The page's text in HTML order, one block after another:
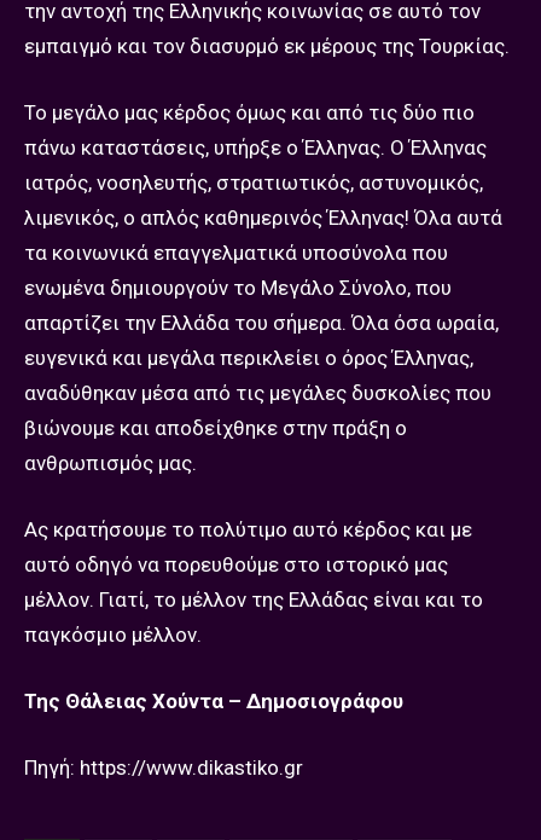
την αντοχή της Ελληνικής κοινωνίας σε αυτό τον
εμπαιγμό και τον διασυρμό εκ μέρους της Τουρκίας.
Το μεγάλο μας κέρδος όμως και από τις δύο πιο
πάνω καταστάσεις, υπήρξε ο Έλληνας. Ο Έλληνας
ιατρός, νοσηλευτής, στρατιωτικός, αστυνομικός,
λιμενικός, ο απλός καθημερινός Έλληνας! Όλα αυτά
τα κοινωνικά επαγγελματικά υποσύνολα που
ενωμένα δημιουργούν το Μεγάλο Σύνολο, που
απαρτίζει την Ελλάδα του σήμερα. Όλα όσα ωραία,
ευγενικά και μεγάλα περικλείει ο όρος Έλληνας,
αναδύθηκαν μέσα από τις μεγάλες δυσκολίες που
βιώνουμε και αποδείχθηκε στην πράξη ο
ανθρωπισμός μας.
Ας κρατήσουμε το πολύτιμο αυτό κέρδος και με
αυτό οδηγό να πορευθούμε στο ιστορικό μας
μέλλον. Γιατί, το μέλλον της Ελλάδας είναι και το
παγκόσμιο μέλλον.
Της Θάλειας Χούντα – Δημοσιογράφου
Πηγή: https://www.dikastiko.gr